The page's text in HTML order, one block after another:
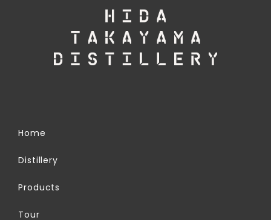
Home
Distillery
Products
Tour